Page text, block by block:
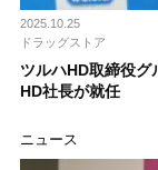
2025.10.25
ドラッグストア
ツルハHD取締役グ
HD社長が就任
ニュース